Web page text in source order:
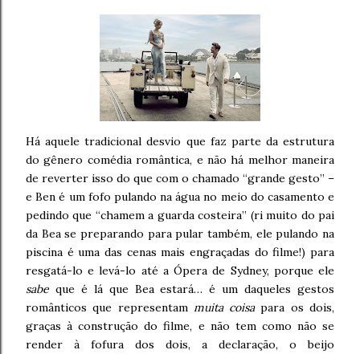
Há aquele tradicional desvio que faz parte da estrutura
do gênero comédia romântica, e não há melhor maneira
de reverter isso do que com o chamado “grande gesto” –
e Ben é um fofo pulando na água no meio do casamento e
pedindo que “chamem a guarda costeira” (ri muito do pai
da Bea se preparando para pular também, ele pulando na
piscina é uma das cenas mais engraçadas do filme!) para
resgatá-lo e levá-lo até a Ópera de Sydney, porque ele
sabe que é lá que Bea estará… é um daqueles gestos
românticos que representam muita coisapara os dois,
graças à construção do filme, e não tem como não se
render à fofura dos dois, a declaração, o beijo